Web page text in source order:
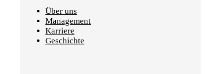
Über uns
Management
Karriere
Geschichte